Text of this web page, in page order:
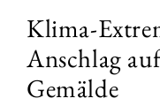
Klima-
Anschlag
Gemälde